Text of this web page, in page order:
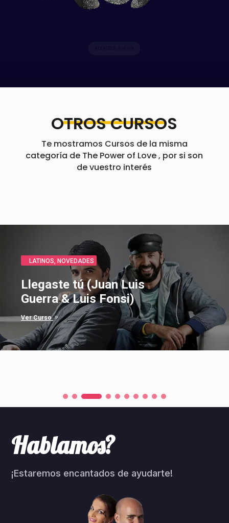
OTROS CURSOS
Te mostramos Cursos de la misma
categoría de The Power of Love , por si son
de vuestro interés
NOVEDADES,ROMÁNTICOS
Love Me Like You Do
Ver Curso 9
Hablamos?
¡Estaremos encantados de ayudarte!